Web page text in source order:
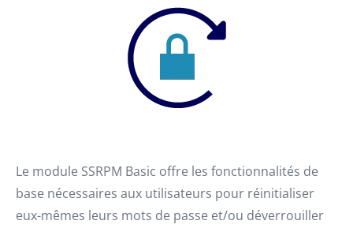
Le module SSRPM Basic offre les fonctionnalités de
base nécessaires aux utilisateurs pour réinitialiser
eux-mêmes leurs mots de passe et/ou déverrouiller